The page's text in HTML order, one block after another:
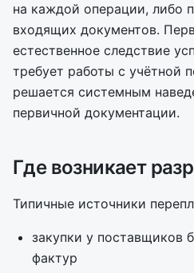
на каждой операции, либо
входящих документов.
естественное следствие
требует работы с учётной
решается системным
первичной документации.
Где возникает
Типичные источники
закупки у поставщиков
фактур